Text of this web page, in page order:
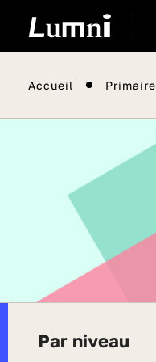
Accueil Primaire
Par niveau